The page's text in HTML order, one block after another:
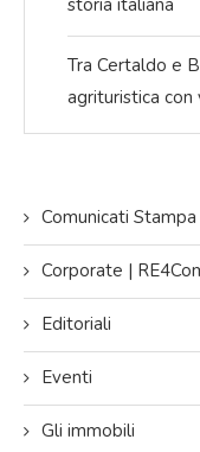
storia italiana
Tra Certaldo e
agrituristica con
Comunicati Stampa
Corporate |
Editoriali
Eventi
Gli immobili